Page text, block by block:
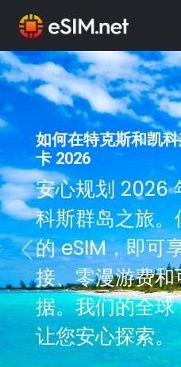
如何在特克斯和凯
卡 2026
安心规划 2026
科斯群岛之旅
的 eSIM，即可
接、零漫游费
据。我们的全
让您安心探索。
Previous